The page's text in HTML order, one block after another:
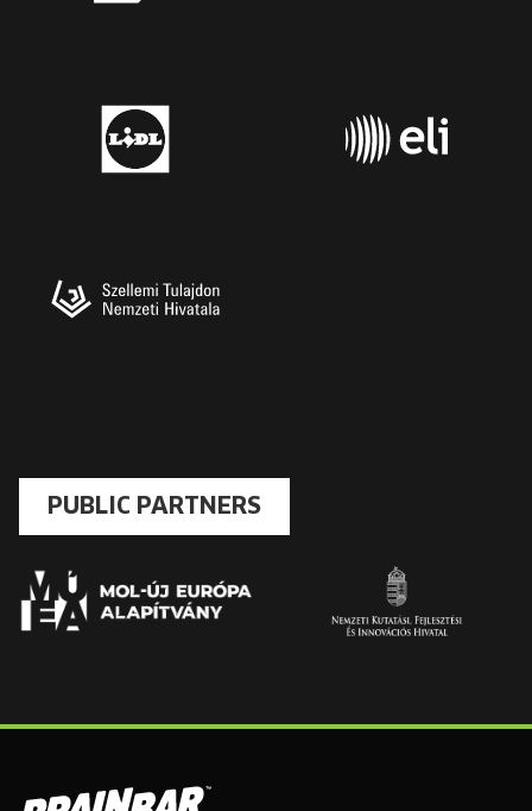
PUBLIC PARTNERS